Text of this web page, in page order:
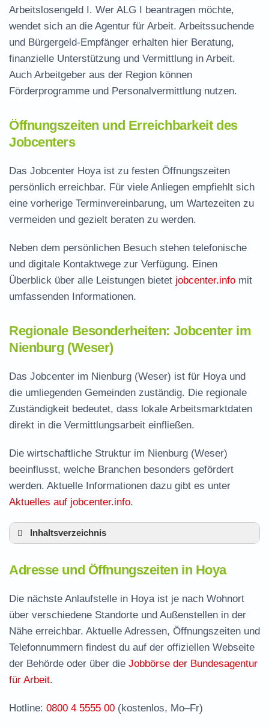
Arbeitslosengeld I. Wer ALG I beantragen möchte,
wendet sich an die Agentur für Arbeit. Arbeitssuchende
und Bürgergeld-Empfänger erhalten hier Beratung,
finanzielle Unterstützung und Vermittlung in Arbeit.
Auch Arbeitgeber aus der Region können
Förderprogramme und Personalvermittlung nutzen.
Öffnungszeiten und Erreichbarkeit des
Jobcenters
Das Jobcenter Hoya ist zu festen Öffnungszeiten
persönlich erreichbar. Für viele Anliegen empfiehlt sich
eine vorherige Terminvereinbarung, um Wartezeiten zu
vermeiden und gezielt beraten zu werden.
Neben dem persönlichen Besuch stehen telefonische
und digitale Kontaktwege zur Verfügung. Einen
Überblick über alle Leistungen bietet jobcenter.info mit
umfassenden Informationen.
Regionale Besonderheiten: Jobcenter im
Nienburg (Weser)
Das Jobcenter im Nienburg (Weser) ist für Hoya und
die umliegenden Gemeinden zuständig. Die regionale
Zuständigkeit bedeutet, dass lokale Arbeitsmarktdaten
direkt in die Vermittlungsarbeit einfließen.
Die wirtschaftliche Struktur im Nienburg (Weser)
beeinflusst, welche Branchen besonders gefördert
werden. Aktuelle Informationen dazu gibt es unter
Aktuelles auf jobcenter.info.
Inhaltsverzeichnis
Leistungen der Arbeitsvermittlung in Hoya
Termin vereinbaren und Bürgergeld beantragen
Jobcenter Nienburg (Weser) – zuständige
Stelle
Stellenangebote und Jobbörse in Hoya
Häufige Fragen rund ums Jobcenter
Adresse und Öffnungszeiten in Hoya
Die nächste Anlaufstelle in Hoya ist je nach Wohnort
über verschiedene Standorte und Außenstellen in der
Nähe erreichbar. Aktuelle Adressen, Öffnungszeiten und
Telefonnummern findest du auf der offiziellen Webseite
der Behörde oder über die Jobbörse der Bundesagentur
für Arbeit.
Hotline: 0800 4 5555 00 (kostenlos, Mo–Fr)